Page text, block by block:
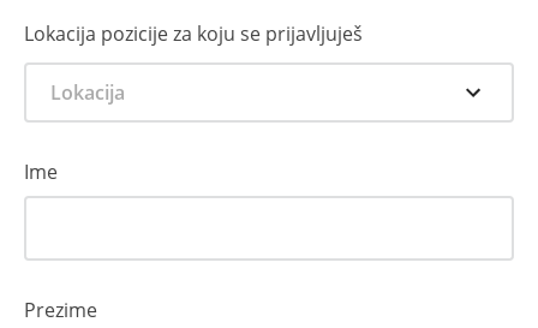
Lokacija pozicije za koju se prijavljuješ
Lokacija
Ime
Prezime